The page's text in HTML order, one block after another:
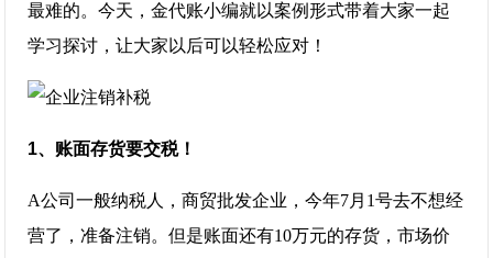
最难的。今天，金代账小编就以案例形式带着大家一起
学习探讨，让大家以后可以轻松应对！
1、账面存货要交税！
A公司一般纳税人，商贸批发企业，今年7月1号去不想经
营了，准备注销。但是账面还有10万元的存货，市场价